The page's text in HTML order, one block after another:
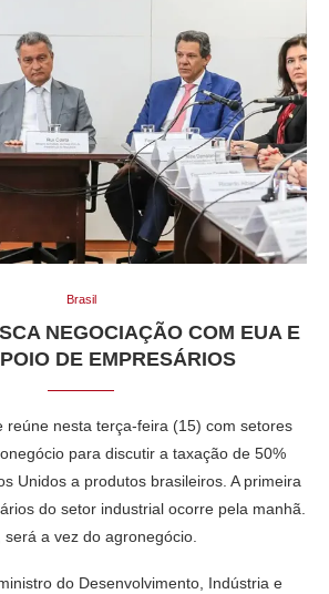
Brasil
NEGOCIAÇÃO COM EUA E
DE EMPRESÁRIOS
reúne nesta terça-feira (15) com setores
para discutir a taxação de 50%
Unidos a produtos brasileiros. A primeira
do setor industrial ocorre pela manhã.
a vez do agronegócio.
do Desenvolvimento, Indústria e